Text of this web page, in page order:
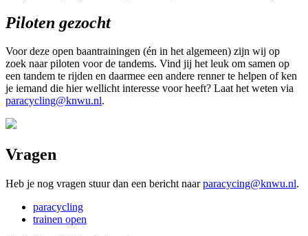
Piloten gezocht
Voor deze open baantrainingen (én in het algemeen) zijn wij op
zoek naar piloten voor de tandems. Vind jij het leuk om samen op
een tandem te rijden en daarmee een andere renner te helpen of ken
je iemand die hier wellicht interesse voor heeft? Laat het weten via
paracycling@knwu.nl.
Vragen
Heb je nog vragen stuur dan een bericht naarparacycing@knwu.nl.
paracycling
trainen open